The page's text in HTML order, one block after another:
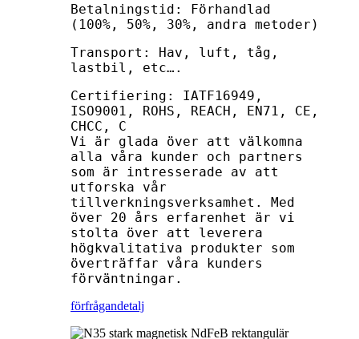
Betalningstid: Förhandlad
(100%, 50%, 30%, andra metoder)
Transport: Hav, luft, tåg,
lastbil, etc….
Certifiering: IATF16949,
ISO9001, ROHS, REACH, EN71, CE,
CHCC, C
Vi är glada över att välkomna
alla våra kunder och partners
som är intresserade av att
utforska vår
tillverkningsverksamhet. Med
över 20 års erfarenhet är vi
stolta över att leverera
högkvalitativa produkter som
överträffar våra kunders
förväntningar.
förfrågandetalj